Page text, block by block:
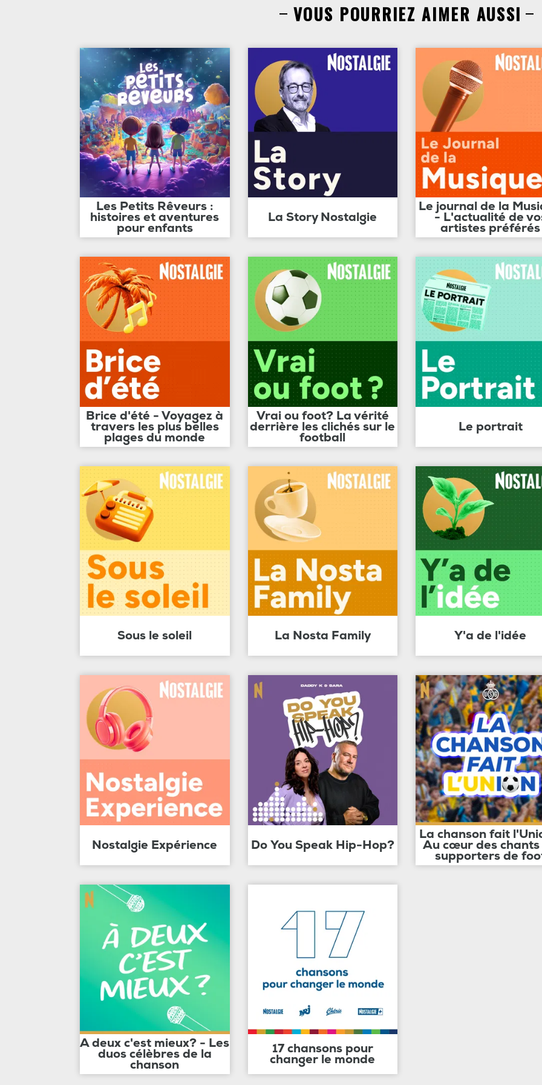
VOUS POURRIEZ AIMER AUSSI
Les Petits Rêveurs :
histoires et aventures
pour enfants
La Story Nostalgie
Le journal de la
- L'actualité de
artistes préférés
Brice d'été - Voyagez à
travers les plus belles
plages du monde
Vrai ou foot? La vérité
derrière les clichés sur le
football
Le portrait
Sous le soleil La Nosta Family Y'a de l'idée
Nostalgie Expérience Do You Speak Hip-Hop?
La chanson fait
Au cœur des chants
supporters de
A deux c'est mieux? - Les
duos célèbres de la
chanson
17 chansons pour
changer le monde